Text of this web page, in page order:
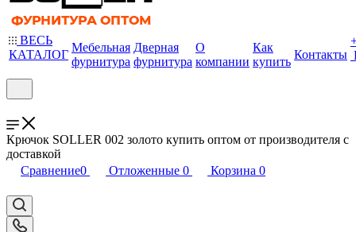
ВЕСЬ
КАТАЛОГ
Мебельная
фурнитура
Дверная
фурнитура
О
компании
Как
купить
Контакты
Крючок SOLLER 002 золото купить оптом от производителя с
доставкой
Сравнение0 Отложенные 0 Корзина 0